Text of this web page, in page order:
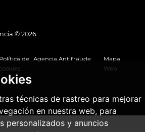
técnicas de rastreo para mejorar
en nuestra web, para
personalizados y anuncios
© 2026
Política de
cookies
Agencia Antifraude
Mapa
Web